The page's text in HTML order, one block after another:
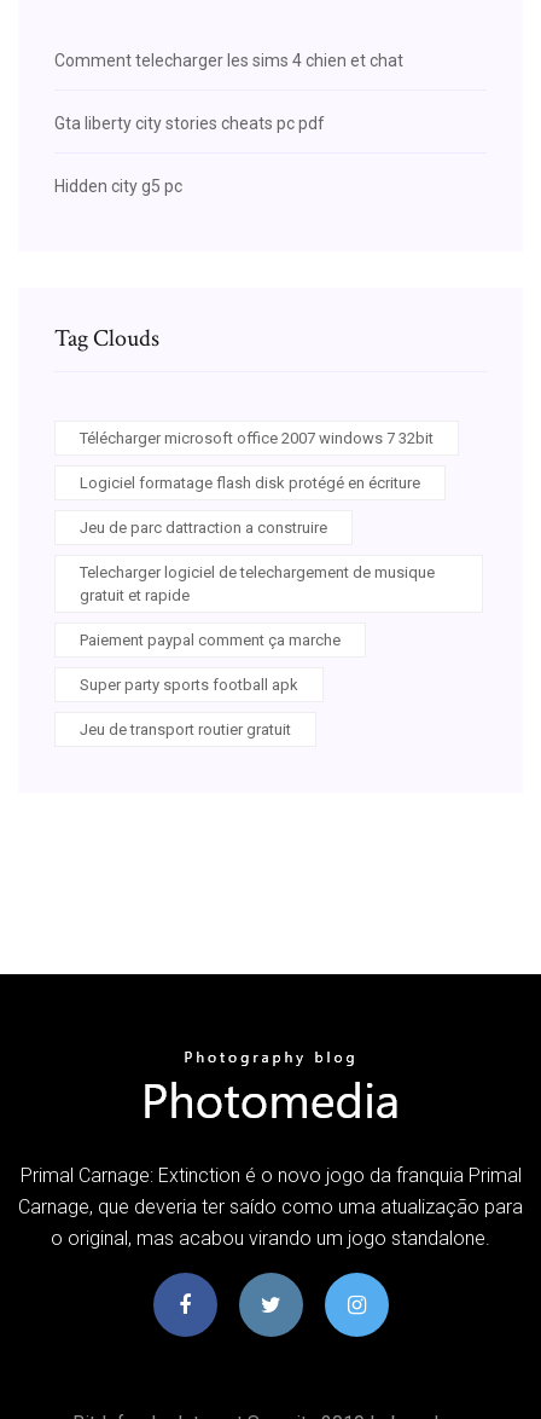
Comment telecharger les sims 4 chien et chat
Gta liberty city stories cheats pc pdf
Hidden city g5 pc
Tag Clouds
Télécharger microsoft office 2007 windows 7 32bit
Logiciel formatage flash disk protégé en écriture
Jeu de parc dattraction a construire
Telecharger logiciel de telechargement de musique
gratuit et rapide
Paiement paypal comment ça marche
Super party sports football apk
Jeu de transport routier gratuit
Primal Carnage: Extinction é o novo jogo da franquia Primal
Carnage, que deveria ter saído como uma atualização para
o original, mas acabou virando um jogo standalone.